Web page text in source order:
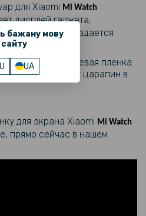
бажану мову
сайту
UA
для Xiaomi Mi Watch
дисплей гаджета,
и создается
гидрогелевая пленка
от мелких царапин в
для экрана Xiaomi Mi Watch
прямо сейчас в нашем